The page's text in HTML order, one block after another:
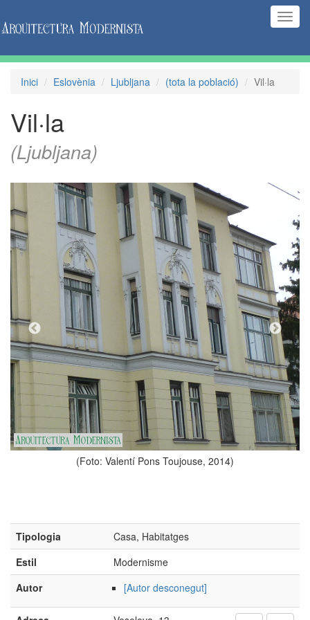
Inici Eslovènia Ljubljana (tota la població) Vil·la
Vil·la
(Ljubljana)
(Foto: Valentí Pons
Tipologia
Casa, Habitatges
Estil
Modernisme
Autor
[Autor desconegut]
Adreça Veselova, 13